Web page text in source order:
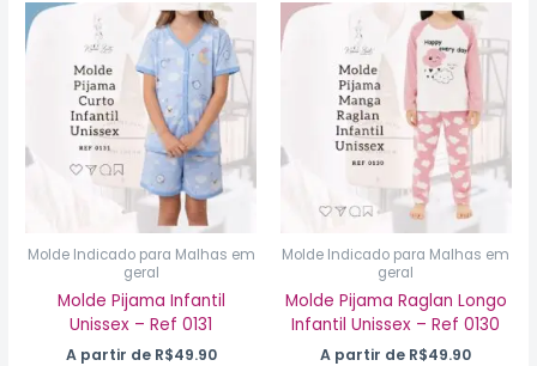
Molde Indicado para Malhas em
geral
Molde Pijama Infantil
Unissex – Ref 0131
A partir de R$49.90
Este
produto
tem
várias
variantes.
As
opções
podem
ser
escolhidas
na
do
produto
Molde Indicado para Malhas em
geral
Molde Pijama Raglan Longo
Infantil Unissex – Ref 0130
A partir de R$49.90
Este
produto
tem
várias
As
opções
podem
ser
na
do
produto